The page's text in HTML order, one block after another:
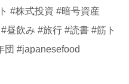
#株式投資 #暗号資産
昼飲み #旅行 #読書 #筋ト
団 #japanesefood